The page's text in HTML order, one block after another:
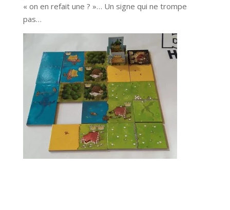
« on en refait une ? »… Un signe qui ne trompe
pas…